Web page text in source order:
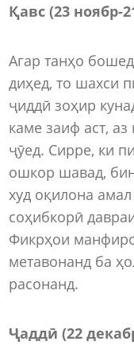
Қавс (23 ноябр-
Агар танҳо
диҳед, то шахси
ҷиддӣ зоҳир
каме заиф аст,
ҷӯед. Сирре, ки
ошкор шавад,
худ оқилона
соҳибкорӣ
Фикрҳои
метавонанд ба
расонанд.
Ҷаддӣ (22